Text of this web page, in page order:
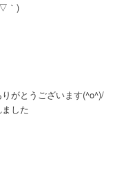
｀)
がとうございます(^o^)/
した